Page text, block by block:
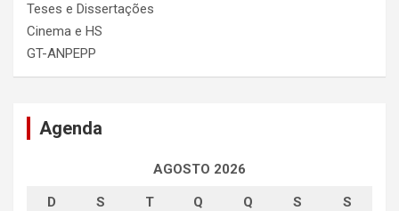
Teses e Dissertações
Cinema e HS
GT-ANPEPP
Agenda
AGOSTO 2026
D S T Q Q S S